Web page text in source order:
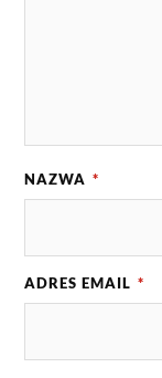
NAZWA *
ADRES EMAIL *